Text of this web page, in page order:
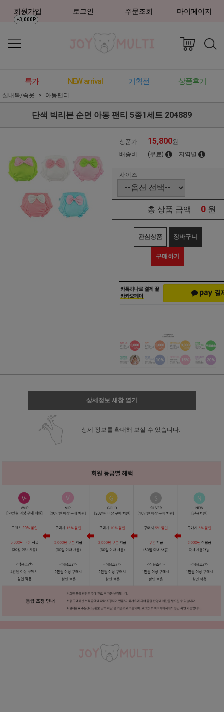
회원가입
+3,000P
로그인 주문조회 마이페이지
특가 NEW arrival 기획전 상품후기
실내복/속옷 아동팬티
단색 빅리본 순면 아동 팬티 5종1세트 204889
상품가 15,800원
배송비
(무료) 지역별
사이즈
총 상품 금액 0 원
관심상품 장바구니
구매하기
상세정보 새창 열기
상세 정보를 확대해 보실 수 있습니다.